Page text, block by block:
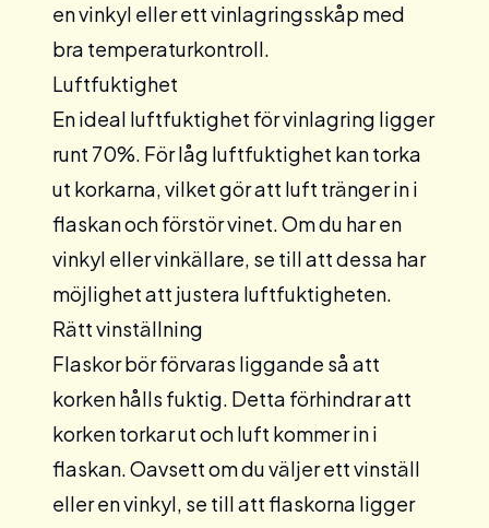
envinkyl eller ettvinlagringsskåp med
bra temperaturkontroll.
Luftfuktighet
En ideal luftfuktighet för vinlagring ligger
runt 70%. För låg luftfuktighet kan torka
ut korkarna, vilket gör att luft tränger in i
flaskan och förstör vinet. Om du har en
vinkyl eller vinkällare, se till att dessa har
möjlighet att justera luftfuktigheten.
Rätt vinställning
Flaskor bör förvaras liggande så att
korken hålls fuktig. Detta förhindrar att
korken torkar ut och luft kommer in i
flaskan. Oavsett om du väljer ettvinställ
eller en vinkyl, se till att flaskorna ligger